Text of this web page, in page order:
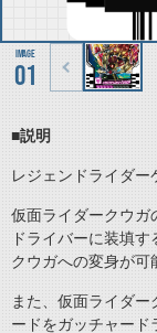
01
■説明
レジェンドライダー
仮面ライダークウガ
ドライバーに装填
クウガへの変身が可
また、仮面ライダ
ードをガッチャード